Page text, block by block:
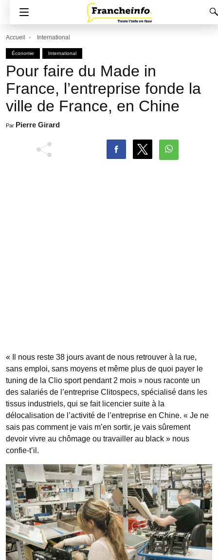
Accueil International
Économie International
Pour faire du Made in
France, l’entreprise fonde la
ville de France, en Chine
Par Pierre Girard
« Il nous reste 38 jours avant de nous retrouver à la rue,
sans emploi, sans moyens et même plus de quoi payer le
tuning de la Clio sport pendant 2 mois » nous raconte un
des salariés de l’entreprise Clitospecs, spécialisé dans les
tissus industriels, qui se fait licencier suite à la
délocalisation de l’activité de l’entreprise en Chine. « Je ne
sais pas comment je vais m’en sortir, je vais sûrement
devoir vivre au chômage ou travailler au black » nous
confie-t’il.